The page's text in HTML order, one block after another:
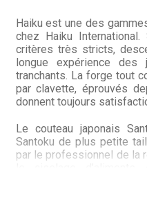
Téléchargements
Thank you for booking
Tous les articles
Trouver mon magasin
Haiku est une des
chez Haiku
critères très stricts,
longue expérience des
tranchants. La forge tout
par clavette, éprouvés
donnent toujours
Le couteau japonais
Santoku de plus petite
par le professionnel de la